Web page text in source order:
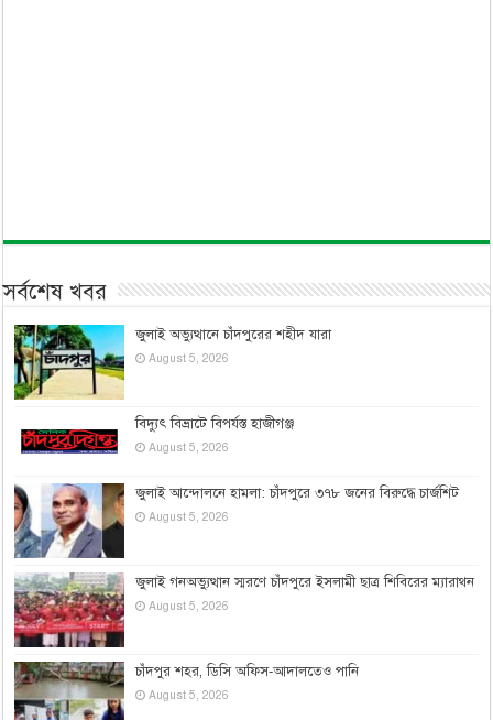
সর্বশেষ খবর
জুলাই অভ্যুত্থানে চাঁদপুরের শহীদ যারা
August 5, 2026
বিদ্যুৎ বিভ্রাটে বিপর্যস্ত হাজীগঞ্জ
August 5, 2026
জুলাই আন্দোলনে হামলা: চাঁদপুরে ৩৭৮ জনের বিরুদ্ধে চার্জশিট
August 5, 2026
জুলাই গনঅভ্যুত্থান স্মরণে চাঁদপুরে ইসলামী ছাত্র শিবিরের ম্যারাথন
August 5, 2026
চাঁদপুর শহর, ডিসি অফিস-আদালতেও পানি
August 5, 2026